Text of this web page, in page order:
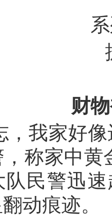
财
，我家好
称家中
队民警迅
动痕迹。